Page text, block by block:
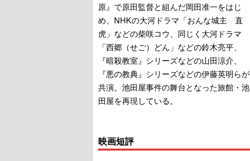
原』で原田監督と組んだ岡田准一をはじ
め、NHKの大河ドラマ「おんな城主 直
虎」などの柴咲コウ、同じく大河ドラマ
「西郷（せご）どん」などの鈴木亮平、
『暗殺教室』シリーズなどの山田涼介、
『悪の教典』シリーズなどの伊藤英明らが
共演。池田屋事件の舞台となった旅館・池
田屋を再現している。
映画短評